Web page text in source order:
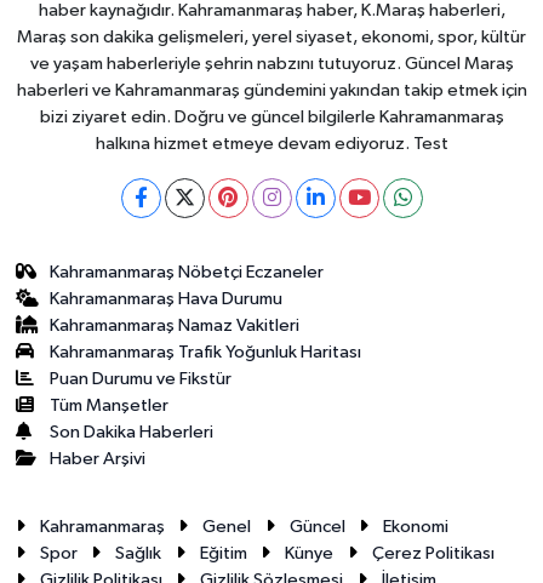
haber kaynağıdır. Kahramanmaraş haber, K.Maraş haberleri,
Maraş son dakika gelişmeleri, yerel siyaset, ekonomi, spor, kültür
ve yaşam haberleriyle şehrin nabzını tutuyoruz. Güncel Maraş
haberleri ve Kahramanmaraş gündemini yakından takip etmek için
bizi ziyaret edin. Doğru ve güncel bilgilerle Kahramanmaraş
halkına hizmet etmeye devam ediyoruz. Test
Kahramanmaraş Nöbetçi Eczaneler
Kahramanmaraş Hava Durumu
Kahramanmaraş Namaz Vakitleri
Kahramanmaraş Trafik Yoğunluk Haritası
Puan Durumu ve Fikstür
Tüm Manşetler
Son Dakika Haberleri
Haber Arşivi
Kahramanmaraş Genel Güncel
Ekonomi
Spor
Sağlık Eğitim Künye
Çerez Politikası